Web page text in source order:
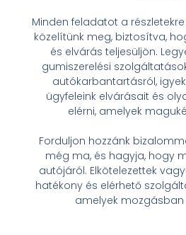
Minden feladatot a
közelítünk meg, biztosítva,
és elvárás teljesüljön.
gumiszerelési
autókarbantartásról,
ügyfeleink elvárásait és
elérni, amelyek
Forduljon hozzánk
még ma, és hagyja, hogy
autójáról. Elkötelezettek
hatékony és elérhető
amelyek mozgásban